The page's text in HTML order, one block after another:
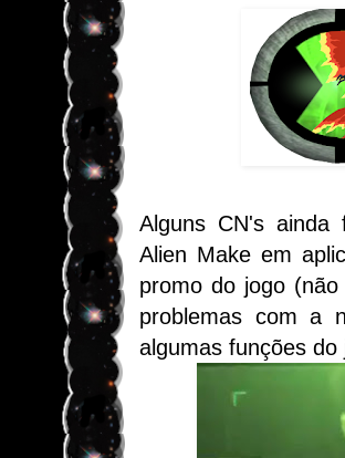
Alguns CN's
Alien Make em
promo do jogo
problemas com a
algumas funções do